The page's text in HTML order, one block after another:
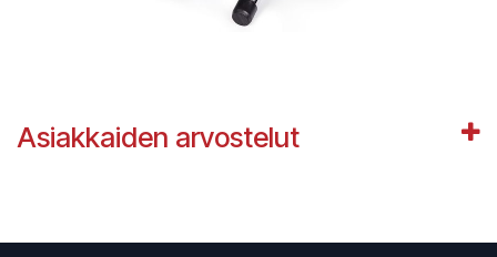
Asiakkaiden arvostelut